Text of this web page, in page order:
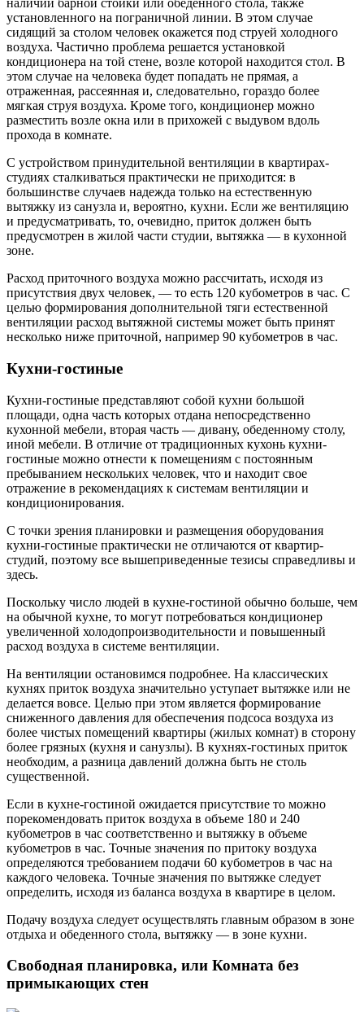
наличии барной стойки или обеденного стола, также
установленного на пограничной линии. В этом случае
сидящий за столом человек окажется под струей холодного
воздуха. Частично проблема решается установкой
кондиционера на той стене, возле которой находится стол. В
этом случае на человека будет попадать не прямая, а
отраженная, рассеянная и, следовательно, гораздо более
мягкая струя воздуха. Кроме того, кондиционер можно
разместить возле окна или в прихожей с выдувом вдоль
прохода в комнате.
С устройством принудительной вентиляции в квартирах-
студиях сталкиваться практически не приходится: в
большинстве случаев надежда только на естественную
вытяжку из санузла и, вероятно, кухни. Если же вентиляцию
и предусматривать, то, очевидно, приток должен быть
предусмотрен в жилой части студии, вытяжка — в кухонной
зоне.
Расход приточного воздуха можно рассчитать, исходя из
присутствия двух человек, — то есть 120 кубометров в час. С
целью формирования дополнительной тяги естественной
вентиляции расход вытяжной системы может быть принят
несколько ниже приточной, например 90 кубометров в час.
Кухни-гостиные
Кухни-гостиные представляют собой кухни большой
площади, одна часть которых отдана непосредственно
кухонной мебели, вторая часть — дивану, обеденному столу,
иной мебели. В отличие от традиционных кухонь кухни-
гостиные можно отнести к помещениям с постоянным
пребыванием нескольких человек, что и находит свое
отражение в рекомендациях к системам вентиляции и
кондиционирования.
С точки зрения планировки и размещения оборудования
кухни-гостиные практически не отличаются от квартир-
студий, поэтому все вышеприведенные тезисы справедливы и
здесь.
Поскольку число людей в кухне-гостиной обычно больше, чем
на обычной кухне, то могут потребоваться кондиционер
увеличенной холодопроизводительности и повышенный
расход воздуха в системе вентиляции.
На вентиляции остановимся подробнее. На классических
кухнях приток воздуха значительно уступает вытяжке или не
делается вовсе. Целью при этом является формирование
сниженного давления для обеспечения подсоса воздуха из
более чистых помещений квартиры (жилых комнат) в сторону
более грязных (кухня и санузлы). В кухнях-гостиных приток
необходим, а разница давлений должна быть не столь
существенной.
Если в кухне-гостиной ожидается присутствие то можно
порекомендовать приток воздуха в объеме 180 и 240
кубометров в час соответственно и вытяжку в объеме
кубометров в час. Точные значения по притоку воздуха
определяются требованием подачи 60 кубометров в час на
каждого человека. Точные значения по вытяжке следует
определить, исходя из баланса воздуха в квартире в целом.
Подачу воздуха следует осуществлять главным образом в зоне
отдыха и обеденного стола, вытяжку — в зоне кухни.
Свободная планировка, или Комната без
примыкающих стен